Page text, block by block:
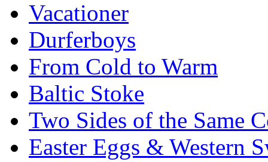
Vacationer
Durferboys
From Cold to Warm
Baltic Stoke
Two Sides of the Same
Easter Eggs & Western